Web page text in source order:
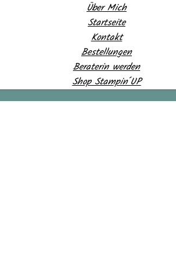
Über Mich
Startseite
Kontakt
Bestellungen
Beraterin werden
Shop Stampin´UP